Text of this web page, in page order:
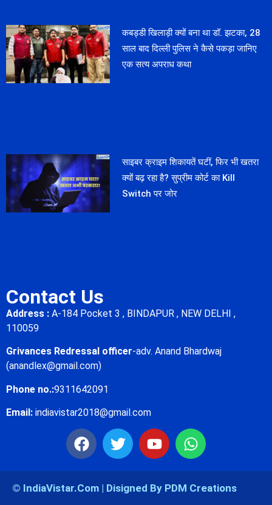
कबड्डी खिलाड़ी क्यों बना था डॉ. झटका, 28
साल बाद दिल्ली पुलिस ने कैसे पकड़ा जानिए
एक सत्य अपराध कथा
साइबर क्राइम शिकायतें घटीं, फिर भी खतरा
क्यों बढ़ रहा है? सुप्रीम कोर्ट का Kill
Switch पर जोर
Contact Us
Address : A-184 Pocket 3 , BINDAPUR , NEW DELHI ,
110059
Grivances Redressal officer-adv. Anand Bhardwaj
(anandlex@gmail.com)
Phone no.:9311642091
Email: indiavistar2018@gmail.com
© IndiaVistar.Com | Disigned By PDM Creations